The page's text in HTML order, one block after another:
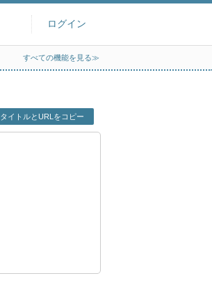
ログイン
すべての機能を見る≫
タイトルとURLをコピー